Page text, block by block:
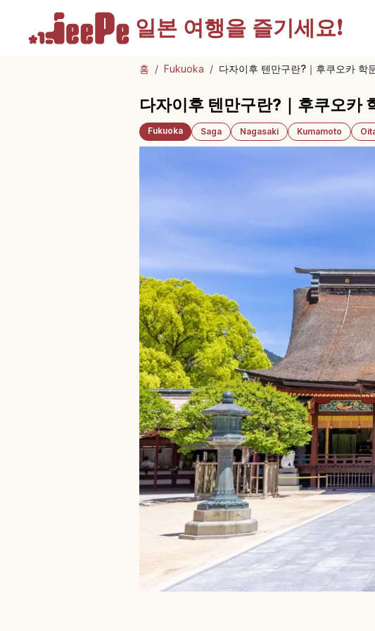
일본 여행을 즐기세요!
홈 / Fukuoka / 다자이후 텐만구란?｜후쿠오카 학
다자이후 텐만구란?｜후쿠오카
Fukuoka Saga Nagasaki Kumamoto